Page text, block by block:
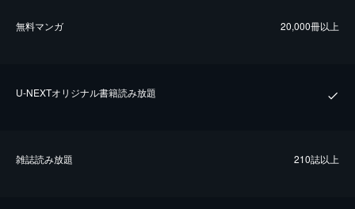
無料マンガ 20,000冊以上
U-NEXTオリジナル書籍読み放題
雑誌読み放題 210誌以上